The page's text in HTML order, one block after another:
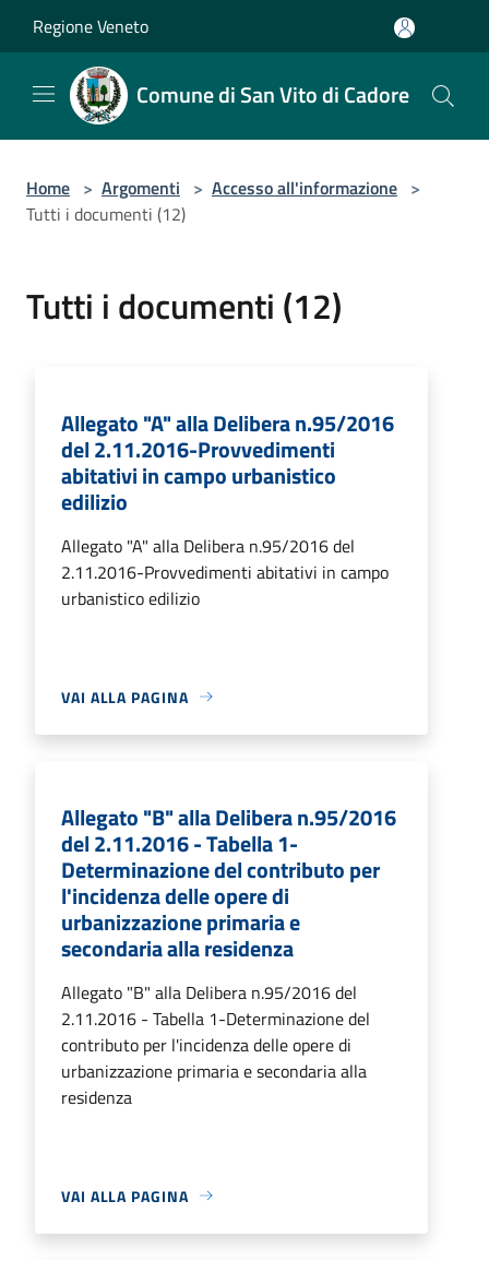
Regione Veneto
Comune di San Vito di Cadore
Home > Argomenti > Accesso all'informazione >
Tutti i documenti (12)
Tutti i documenti (12)
Allegato "A" alla Delibera n.95/2016
del 2.11.2016-Provvedimenti
abitativi in campo urbanistico
edilizio
Allegato "A" alla Delibera n.95/2016 del
2.11.2016-Provvedimenti abitativi in campo
urbanistico edilizio
VAI ALLA PAGINA
Allegato "B" alla Delibera n.95/2016
del 2.11.2016 - Tabella 1-
Determinazione del contributo per
l'incidenza delle opere di
urbanizzazione primaria e
secondaria alla residenza
Allegato "B" alla Delibera n.95/2016 del
2.11.2016 - Tabella 1-Determinazione del
contributo per l'incidenza delle opere di
urbanizzazione primaria e secondaria alla
residenza
VAI ALLA PAGINA